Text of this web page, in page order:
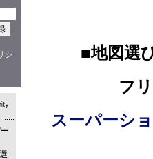
シ
■地図選
フ
スーパーシ